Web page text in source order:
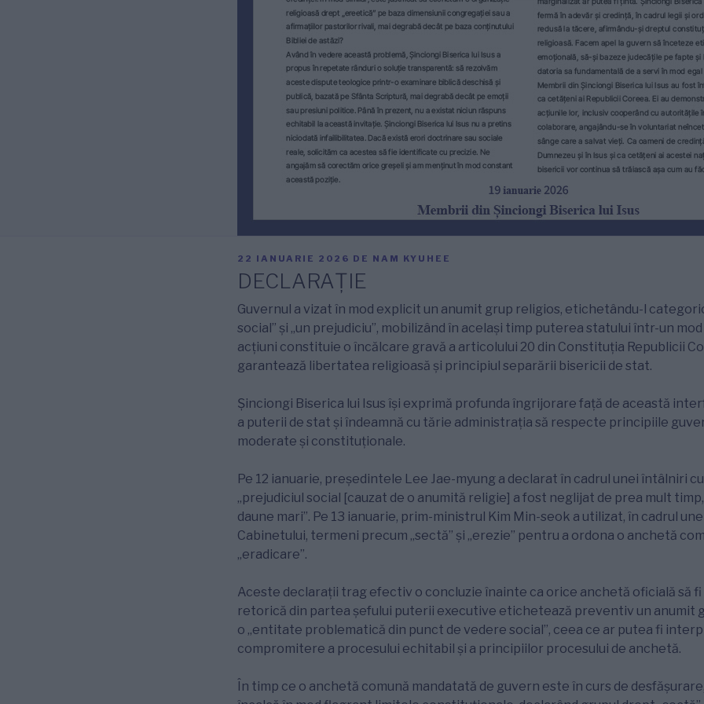
PUBLICAT
22 IANUARIE 2026 DE NAM KYUHEE
DECLARAȚIE
Guvernul a vizat în mod explicit un anumit grup religios, etichetându-l
social” și „un prejudiciu”, mobilizând în același timp puterea statului într-un
acțiuni constituie o încălcare gravă a articolului 20 din Constituția Republicii
garantează libertatea religioasă și principiul separării bisericii de stat.
Șinciongi Biserica lui Isus își exprimă profunda îngrijorare față de această
a puterii de stat și îndeamnă cu tărie administrația să respecte principiile
moderate și constituționale.
Pe 12 ianuarie, președintele Lee Jae-myung a declarat în cadrul unei întâlniri
„prejudiciul social [cauzat de o anumită religie] a fost neglijat de prea mult timp,
daune mari”. Pe 13 ianuarie, prim-ministrul Kim Min-seok a utilizat, în cadrul
Cabinetului, termeni precum „sectă” și „erezie” pentru a ordona o anchetă
„eradicare”.
Aceste declarații trag efectiv o concluzie înainte ca orice anchetă oficială să fi
retorică din partea șefului puterii executive etichetează preventiv un anumit
o „entitate problematică din punct de vedere social”, ceea ce ar putea fi
compromitere a procesului echitabil și a principiilor procesului de anchetă.
În timp ce o anchetă comună mandatată de guvern este în curs de